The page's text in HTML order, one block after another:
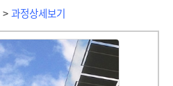
>과정상세보기